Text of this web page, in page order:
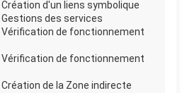
Création d'un liens symbolique
Gestions des services
Vérification de fonctionnement
Vérification de fonctionnement
Création de la Zone indirecte